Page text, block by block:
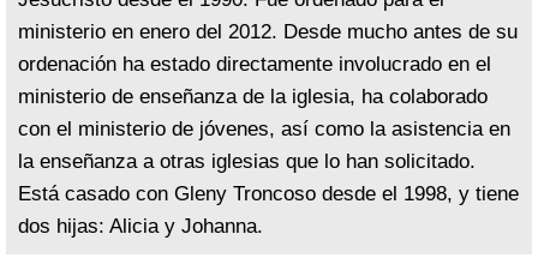
ministerio en enero del 2012. Desde mucho antes de su
ordenación ha estado directamente involucrado en el
ministerio de enseñanza de la iglesia, ha colaborado
con el ministerio de jóvenes, así como la asistencia en
la enseñanza a otras iglesias que lo han solicitado.
Está casado con Gleny Troncoso desde el 1998, y tiene
dos hijas: Alicia y Johanna.